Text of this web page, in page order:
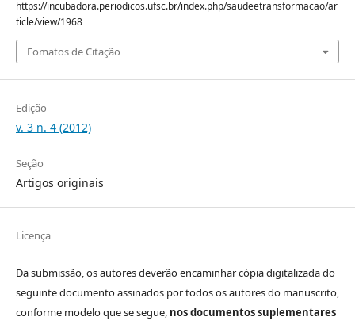
https://incubadora.periodicos.ufsc.br/index.php/saudeetransformacao/ar
ticle/view/1968
Fomatos de Citação
Edição
v. 3 n. 4 (2012)
Seção
Artigos originais
Licença
Da submissão, os autores deverão encaminhar cópia digitalizada do
seguinte documento assinados por todos os autores do manuscrito,
conforme modelo que se segue, nos documentos suplementares